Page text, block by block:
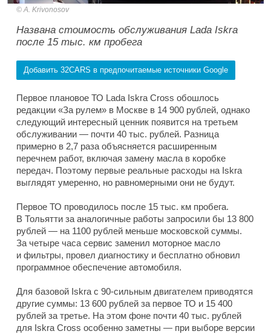
A. Krivonosov
Названа стоимость обслуживания Lada Iskra
после 15 тыс. км пробега
Добавить 32CARS в предпочитаемые источники Google
Первое плановое ТО Lada Iskra Cross обошлось
редакции «За рулем» в Москве в 14 900 рублей, однако
следующий интересный ценник появится на третьем
обслуживании — почти 40 тыс. рублей. Разница
примерно в 2,7 раза объясняется расширенным
перечнем работ, включая замену масла в коробке
передач. Поэтому первые реальные расходы на Iskra
выглядят умеренно, но равномерными они не будут.
Первое ТО проводилось после 15 тыс. км пробега.
В Тольятти за аналогичные работы запросили бы 13 800
рублей — на 1100 рублей меньше московской суммы.
За четыре часа сервис заменил моторное масло
и фильтры, провел диагностику и бесплатно обновил
программное обеспечение автомобиля.
Для базовой Iskra с 90-сильным двигателем приводятся
другие суммы: 13 600 рублей за первое ТО и 15 400
рублей за третье. На этом фоне почти 40 тыс. рублей
для Iskra Cross особенно заметны — при выборе версии